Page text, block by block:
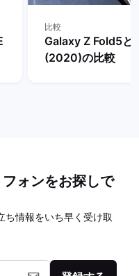
比較
Galaxy Z Fold5と
(2020)の比較
ォンをお探しで
ち情報をいち早く受け取